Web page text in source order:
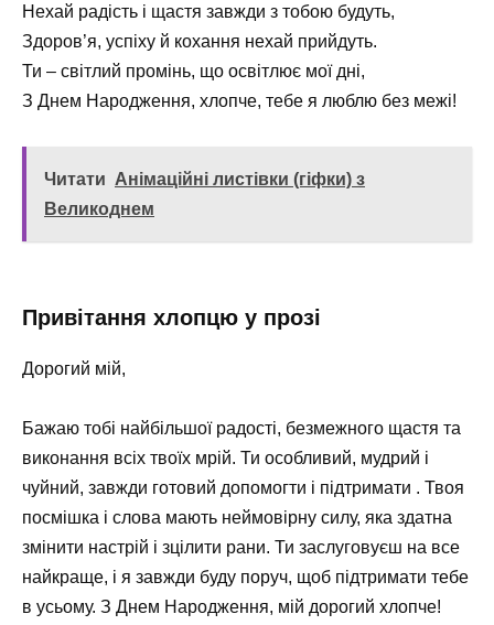
Нехай радість і щастя завжди з тобою будуть,
Здоров’я, успіху й кохання нехай прийдуть.
Ти – світлий промінь, що освітлює мої дні,
З Днем Народження, хлопче, тебе я люблю без межі!
Читати Анімаційні листівки (гіфки) з
Великоднем
Привітання хлопцю у прозі
Дорогий мій,
Бажаю тобі найбільшої радості, безмежного щастя та
виконання всіх твоїх мрій. Ти особливий, мудрий і
чуйний, завжди готовий допомогти і підтримати . Твоя
посмішка і слова мають неймовірну силу, яка здатна
змінити настрій і зцілити рани. Ти заслуговуєш на все
найкраще, і я завжди буду поруч, щоб підтримати тебе
в усьому. З Днем Народження, мій дорогий хлопче!